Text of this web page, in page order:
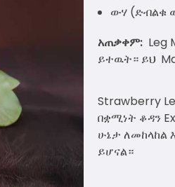
ውሃ (ድብልቁ
አጠቃቀም: Leg
ይተዉት። ይህ
Strawberry
በቋሚነት ቆዳን
ሁኔታ ለመከላከል
ይሆናል።